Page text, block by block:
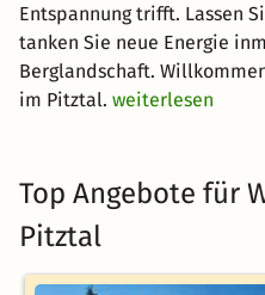
Entspannung trifft. Lassen
tanken Sie neue Energie
Berglandschaft.
im Pitztal. weiterlesen
Top Angebote für
Pitztal